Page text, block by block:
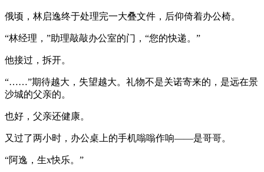
俄顷，林启逸终于处理完一大叠文件，后仰倚着办公椅。
“林经理，”助理敲敲办公室的门，“您的快递。”
他接过，拆开。
“……”期待越大，失望越大。礼物不是关诺寄来的，是远在景
沙城的父亲的。
也好，父亲还健康。
又过了两小时，办公桌上的手机嗡嗡作响——是哥哥。
“阿逸，生x快乐。”